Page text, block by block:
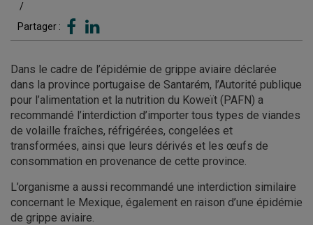
/
Partager :
Dans le cadre de l’épidémie de grippe aviaire déclarée
dans la province portugaise de Santarém, l’Autorité publique
pour l’alimentation et la nutrition du Koweït (PAFN) a
recommandé l’interdiction d’importer tous types de viandes
de volaille fraîches, réfrigérées, congelées et
transformées, ainsi que leurs dérivés et les œufs de
consommation en provenance de cette province.
L’organisme a aussi recommandé une interdiction similaire
concernant le Mexique, également en raison d’une épidémie
de grippe aviaire.